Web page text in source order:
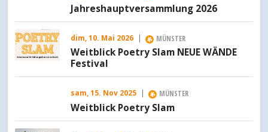
Jahreshauptversammlung 2026
dim, 10. Mai 2026 | MÜNSTER
Weitblick Poetry Slam NEUE WÄNDE
Festival
sam, 15. Nov 2025 | MÜNSTER
Weitblick Poetry Slam